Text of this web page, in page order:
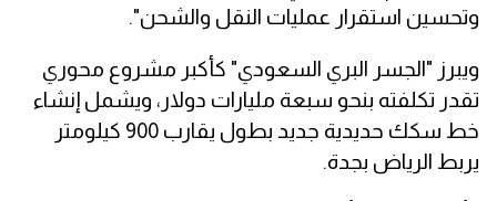
وتحسين استقرار عمليات النقل والشحن".
ويبرز "الجسر البري السعودي" كأكبر مشروع محوري
تقدر تكلفته بنحو سبعة مليارات دولار، ويشمل إنشاء
خط سكك حديدية جديد بطول يقارب 900 كيلومتر
يربط الرياض بجدة.